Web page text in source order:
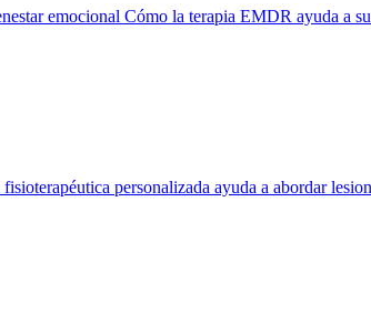
emocional Cómo la terapia EMDR ayuda a
personalizada ayuda a abordar